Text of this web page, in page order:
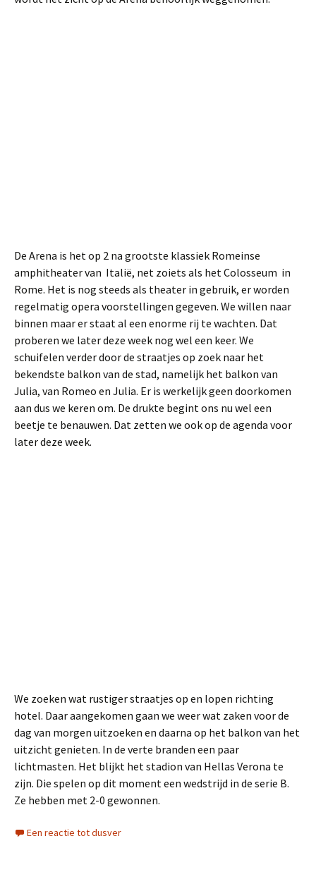
De Arena is het op 2 na grootste klassiek Romeinse
amphitheater van Italië, net zoiets als het Colosseum in
Rome. Het is nog steeds als theater in gebruik, er worden
regelmatig opera voorstellingen gegeven. We willen naar
binnen maar er staat al een enorme rij te wachten. Dat
proberen we later deze week nog wel een keer. We
schuifelen verder door de straatjes op zoek naar het
bekendste balkon van de stad, namelijk het balkon van
Julia, van Romeo en Julia. Er is werkelijk geen doorkomen
aan dus we keren om. De drukte begint ons nu wel een
beetje te benauwen. Dat zetten we ook op de agenda voor
later deze week.
We zoeken wat rustiger straatjes op en lopen richting
hotel. Daar aangekomen gaan we weer wat zaken voor de
dag van morgen uitzoeken en daarna op het balkon van het
uitzicht genieten. In de verte branden een paar
lichtmasten. Het blijkt het stadion van Hellas Verona te
zijn. Die spelen op dit moment een wedstrijd in de serie B.
Ze hebben met 2-0 gewonnen.
Een reactie tot dusver